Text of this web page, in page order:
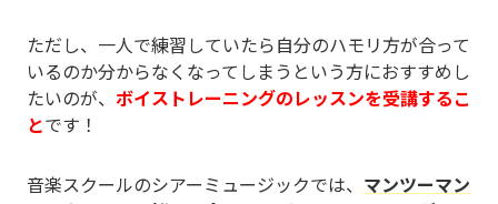
ただし、一人で練習していたら自分のハモリ方が合って
いるのか分からなくなってしまうという方におすすめし
たいのが、 ボイストレーニングのレッスンを受講するこ
とです！
音楽スクールのシアーミュージックでは、 マンツーマン